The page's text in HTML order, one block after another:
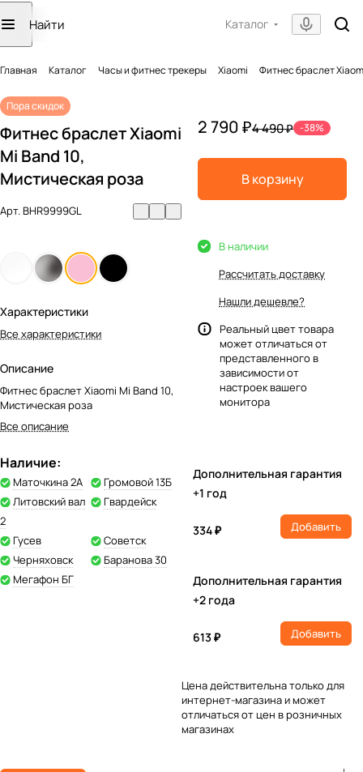
Каталог
Главная Каталог Часы и фитнес трекеры Xiaomi Фитнес браслет
Пора скидок
Фитнес браслет Xiaomi
Mi Band 10,
Мистическая роза
Арт.BHR9999GL
Характеристики
Все характеристики
Описание
Фитнес браслет Xiaomi Mi Band 10,
Мистическая роза
Все описание
Наличие:
Маточкина 2А
Громовой 13Б
Литовский вал
2
Гвардейск
Гусев
Советск
Черняховск
Баранова 30
Мегафон БГ
2 790 ₽4 490 ₽ -38%
В корзину
В наличии
Рассчитать доставку
Нашли дешевле?
Реальный цвет товара
может отличаться от
представленного в
зависимости от
настроек вашего
монитора
Дополнительная гарантия
+1 год
334 ₽ Добавить
Дополнительная гарантия
+2 года
613 ₽ Добавить
Цена действительна только для
интернет-магазина и может
отличаться от цен в розничных
магазинах